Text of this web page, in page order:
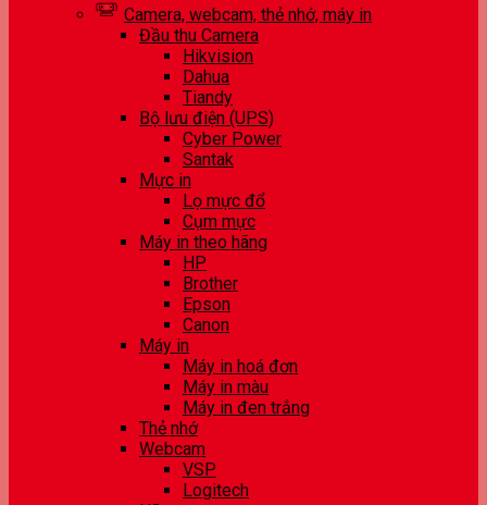
Camera, webcam, thẻ nhớ, máy in
Đầu thu Camera
Hikvision
Dahua
Tiandy
Bộ lưu điện (UPS)
Cyber Power
Santak
Mực in
Lọ mực đổ
Cụm mực
Máy in theo hãng
HP
Brother
Epson
Canon
Máy in
Máy in hoá đơn
Máy in màu
Máy in đen trắng
Thẻ nhớ
Webcam
VSP
Logitech